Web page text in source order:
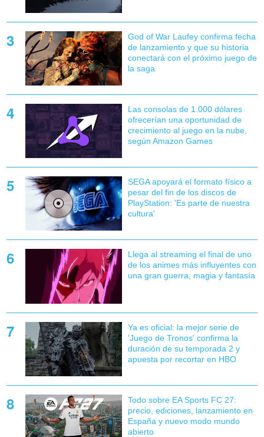
God of War Laufey confirma fecha
de lanzamiento y que su historia
conectará con el próximo juego de
la saga
Las consolas de 1.000 dólares
ofrecerían una oportunidad de
crecimiento al juego en la nube,
según Amazon Games
SEGA apoyará el formato físico a
pesar del fin de los discos de
PlayStation: 'Es parte de nuestra
cultura'
Llega al streaming el final de uno
de los animes más influyentes con
una gran guerra, magia y fantasía
Ya es oficial: la mejor serie de
'Juego de Tronos' confirma la
duración de su temporada 2 y
apuesta por recortar en HBO
Todo sobre EA Sports FC 27:
precio, ediciones, lanzamiento en
España y nuevo modo mundo
abierto